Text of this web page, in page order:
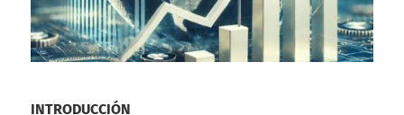
INTRODUCCIÓN